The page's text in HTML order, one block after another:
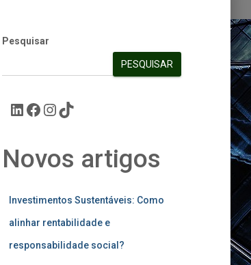
Pesquisar
PESQUISAR
Novos artigos
Investimentos Sustentáveis: Como
alinhar rentabilidade e
responsabilidade social?